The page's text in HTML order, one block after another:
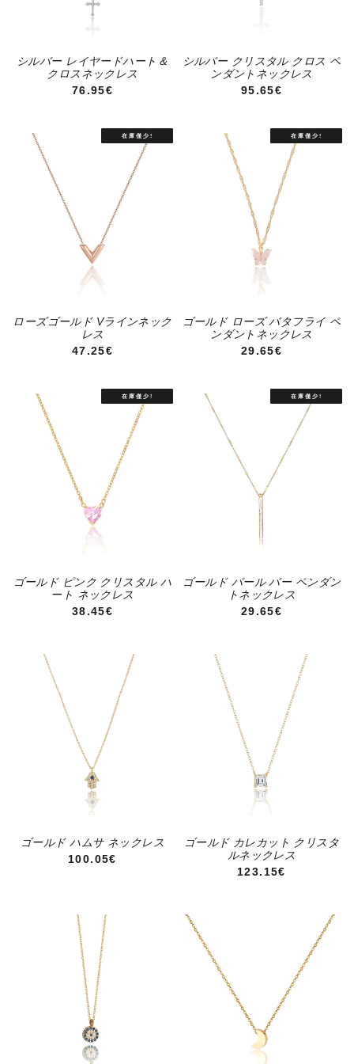
シルバー レイヤードハート＆
クロスネックレス
通常価格
76.95€
シルバー クリスタル クロス ペ
ンダントネックレス
通常価格
95.65€
ローズゴールド Vラインネック
レス
通常価格
47.25€
ゴールド ローズ バタフライ ペ
ンダントネックレス
通常価格
29.65€
ゴールド ピンク クリスタル ハ
ート ネックレス
通常価格
38.45€
ゴールド パール バー ペンダン
トネックレス
通常価格
29.65€
ゴールド ハムサ ネックレス
通常価格
100.05€
ゴールド カレカット クリスタ
ルネックレス
通常価格
123.15€